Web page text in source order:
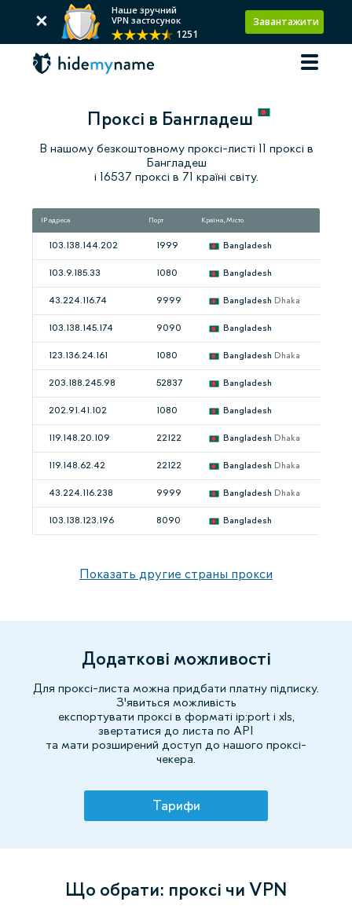
Наше зручний
VPN застосунок
1251
Завантажити
Проксі в Бангладеш
В нашому безкоштовному проксі-листі 11 проксі в
Бангладеш
і 16537 проксі в 71 країні світу.
IP адреса Порт Країна, Місто
103.138.144.202 1999 Bangladesh
103.9.185.33 1080 Bangladesh
43.224.116.74 9999 Bangladesh Dhaka
103.138.145.174 9090 Bangladesh
123.136.24.161 1080 Bangladesh Dhaka
203.188.245.98 52837 Bangladesh
202.91.41.102 1080 Bangladesh
119.148.20.109 22122 Bangladesh Dhaka
119.148.62.42 22122 Bangladesh Dhaka
43.224.116.238 9999 Bangladesh Dhaka
103.138.123.196 8090 Bangladesh
Показать другие страны прокси
Додаткові можливості
Для проксі-листа можна придбати платну підписку.
З'явиться можливість
експортувати проксі в форматі ip:port і xls,
звертатися до листа по API
та мати розширений доступ до нашого проксі-
чекера.
Тарифи
Що обрати: проксі чи VPN